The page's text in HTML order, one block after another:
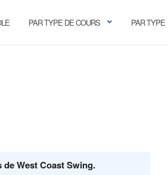
PAR TYPE DE COURS PAR TYPE
de West Coast Swing.